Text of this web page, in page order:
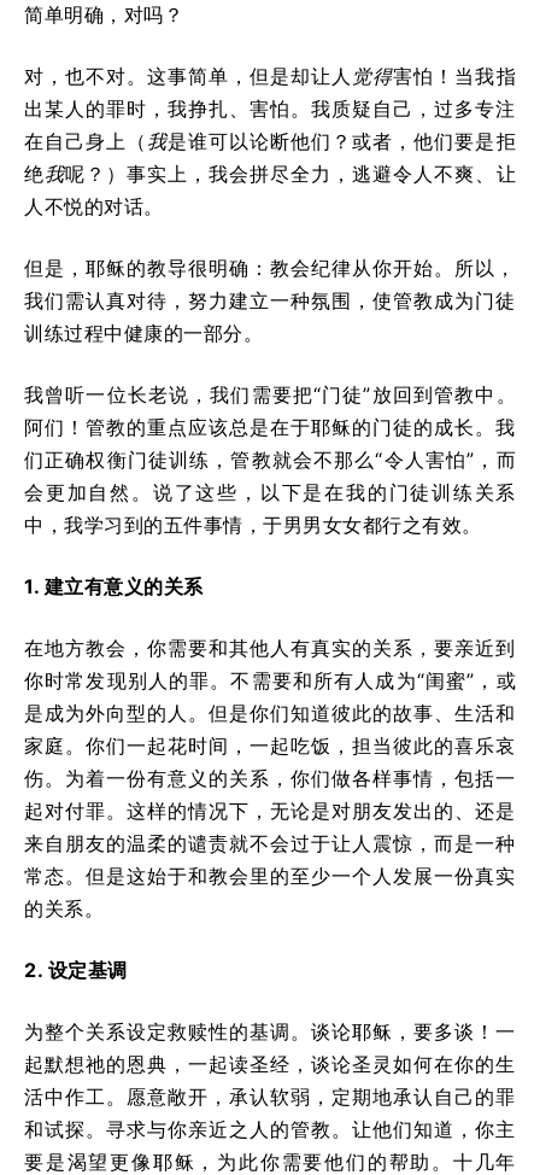
简单明确，对吗？
对，也不对。这事简单，但是却让人 觉得害怕！当我指
出某人的罪时，我挣扎、害怕。我质疑自己，过多专注
在自己身上（ 我是谁可以论断他们？或者，他们要是拒
绝我呢？）事实上，我会拼尽全力，逃避令人不爽、让
人不悦的对话。
但是，耶稣的教导很明确：教会纪律从你开始。所以，
我们需认真对待，努力建立一种氛围，使管教成为门徒
训练过程中健康的一部分。
我曾听一位长老说，我们需要把“门徒”放回到管教中。
阿们！管教的重点应该总是在于耶稣的门徒的成长。我
们正确权衡门徒训练，管教就会不那么“令人害怕”，而
会更加自然。说了这些，以下是在我的门徒训练关系
中，我学习到的五件事情，于男男女女都行之有效。
1. 建立有意义的关系
在地方教会，你需要和其他人有真实的关系，要亲近到
你时常发现别人的罪。不需要和所有人成为“闺蜜”，或
是成为外向型的人。但是你们知道彼此的故事、生活和
家庭。你们一起花时间，一起吃饭，担当彼此的喜乐哀
伤。为着一份有意义的关系，你们做各样事情，包括一
起对付罪。这样的情况下，无论是对朋友发出的、还是
来自朋友的温柔的谴责就不会过于让人震惊，而是一种
常态。但是这始于和教会里的至少一个人发展一份真实
的关系。
2. 设定基调
为整个关系设定救赎性的基调。谈论耶稣，要多谈！一
起默想祂的恩典，一起读圣经，谈论圣灵如何在你的生
活中作工。愿意敞开，承认软弱，定期地承认自己的罪
和试探。寻求与你亲近之人的管教。让他们知道，你主
要是渴望更像耶稣，为此你需要他们的帮助。十几年